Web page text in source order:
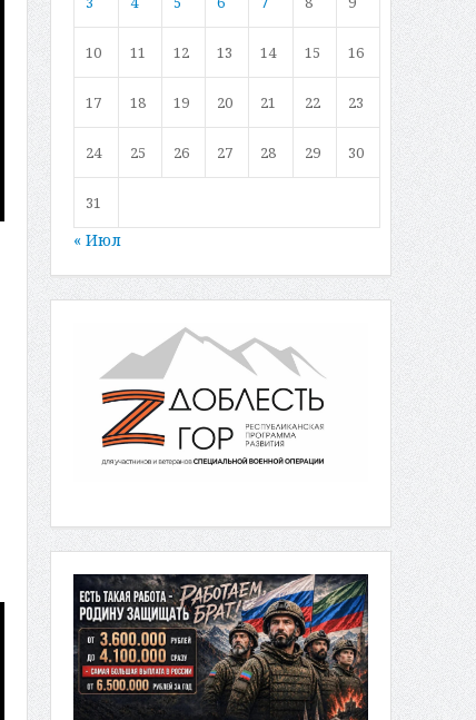
10 11 12 13 14 15 16
17 18 19 20 21 22 23
24 25 26 27 28 29 30
31
« Июл